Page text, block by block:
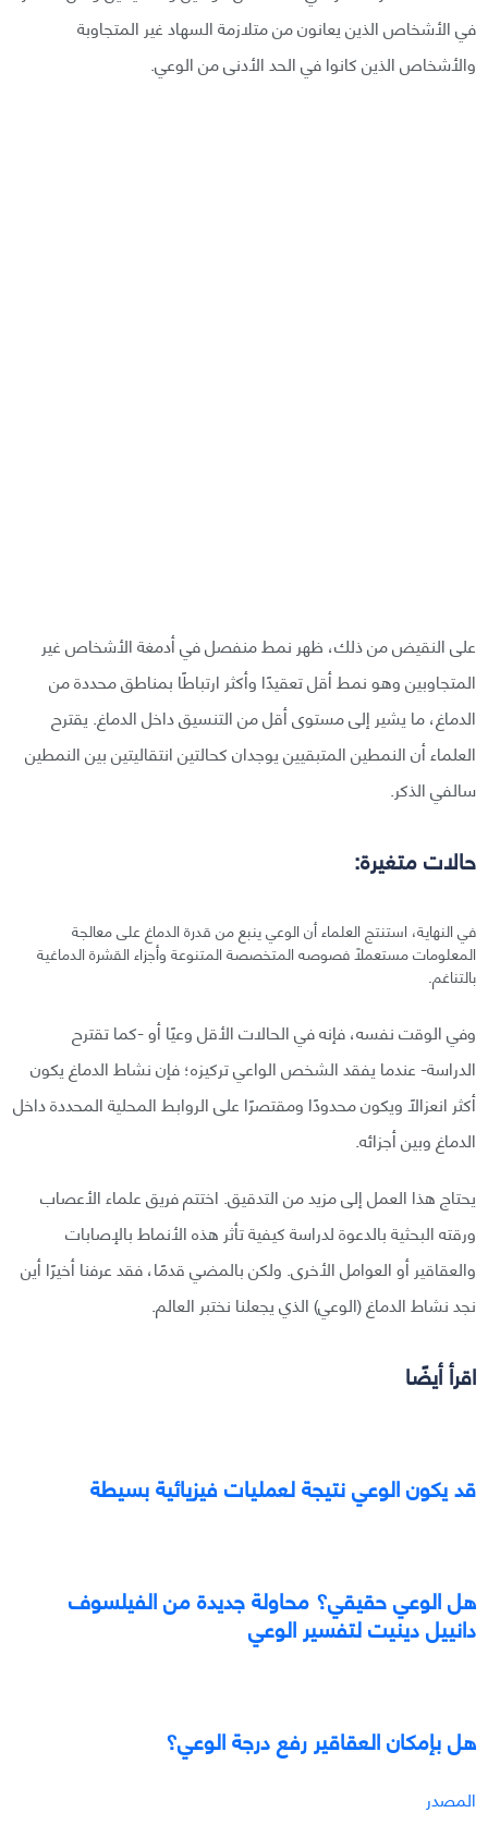
في الأشخاص الذين يعانون من متلازمة السهاد غير المتجاوبة
والأشخاص الذين كانوا في الحد الأدنى من الوعي.
على النقيض من ذلك، ظهر نمط منفصل في أدمغة الأشخاص غير
المتجاوبين وهو نمط أقل تعقيدًا وأكثر ارتباطًا بمناطق محددة من
الدماغ، ما يشير إلى مستوى أقل من التنسيق داخل الدماغ. يقترح
العلماء أن النمطين المتبقيين يوجدان كحالتين انتقاليتين بين النمطين
سالفي الذكر.
حالات متغيرة:
في النهاية، استنتج العلماء أن الوعي ينبع من قدرة الدماغ على معالجة
المعلومات مستعملًا فصوصه المتخصصة المتنوعة وأجزاء القشرة الدماغية
بالتناغم.
وفي الوقت نفسه، فإنه في الحالات الأقل وعيًا أو -كما تقترح
الدراسة- عندما يفقد الشخص الواعي تركيزه؛ فإن نشاط الدماغ يكون
أكثر انعزالًا ويكون محدودًا ومقتصرًا على الروابط المحلية المحددة داخل
الدماغ وبين أجزائه.
يحتاج هذا العمل إلى مزيد من التدقيق. اختتم فريق علماء الأعصاب
ورقته البحثية بالدعوة لدراسة كيفية تأثر هذه الأنماط بالإصابات
والعقاقير أو العوامل الأخرى. ولكن بالمضي قدمًا، فقد عرفنا أخيرًا أين
نجد نشاط الدماغ (الوعي) الذي يجعلنا نختبر العالم.
اقرأ أيضًا
قد يكون الوعي نتيجة لعمليات فيزيائية بسيطة
هل الوعي حقيقي؟ محاولة جديدة من الفيلسوف
دانييل دينيت لتفسير الوعي
هل بإمكان العقاقير رفع درجة الوعي؟
المصدر